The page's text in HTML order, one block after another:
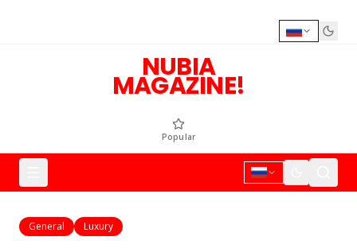
NUBIA
MAGAZINE!
Popular
General Luxury